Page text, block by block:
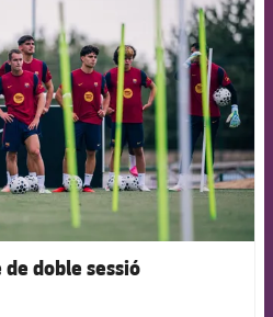
de doble sessió